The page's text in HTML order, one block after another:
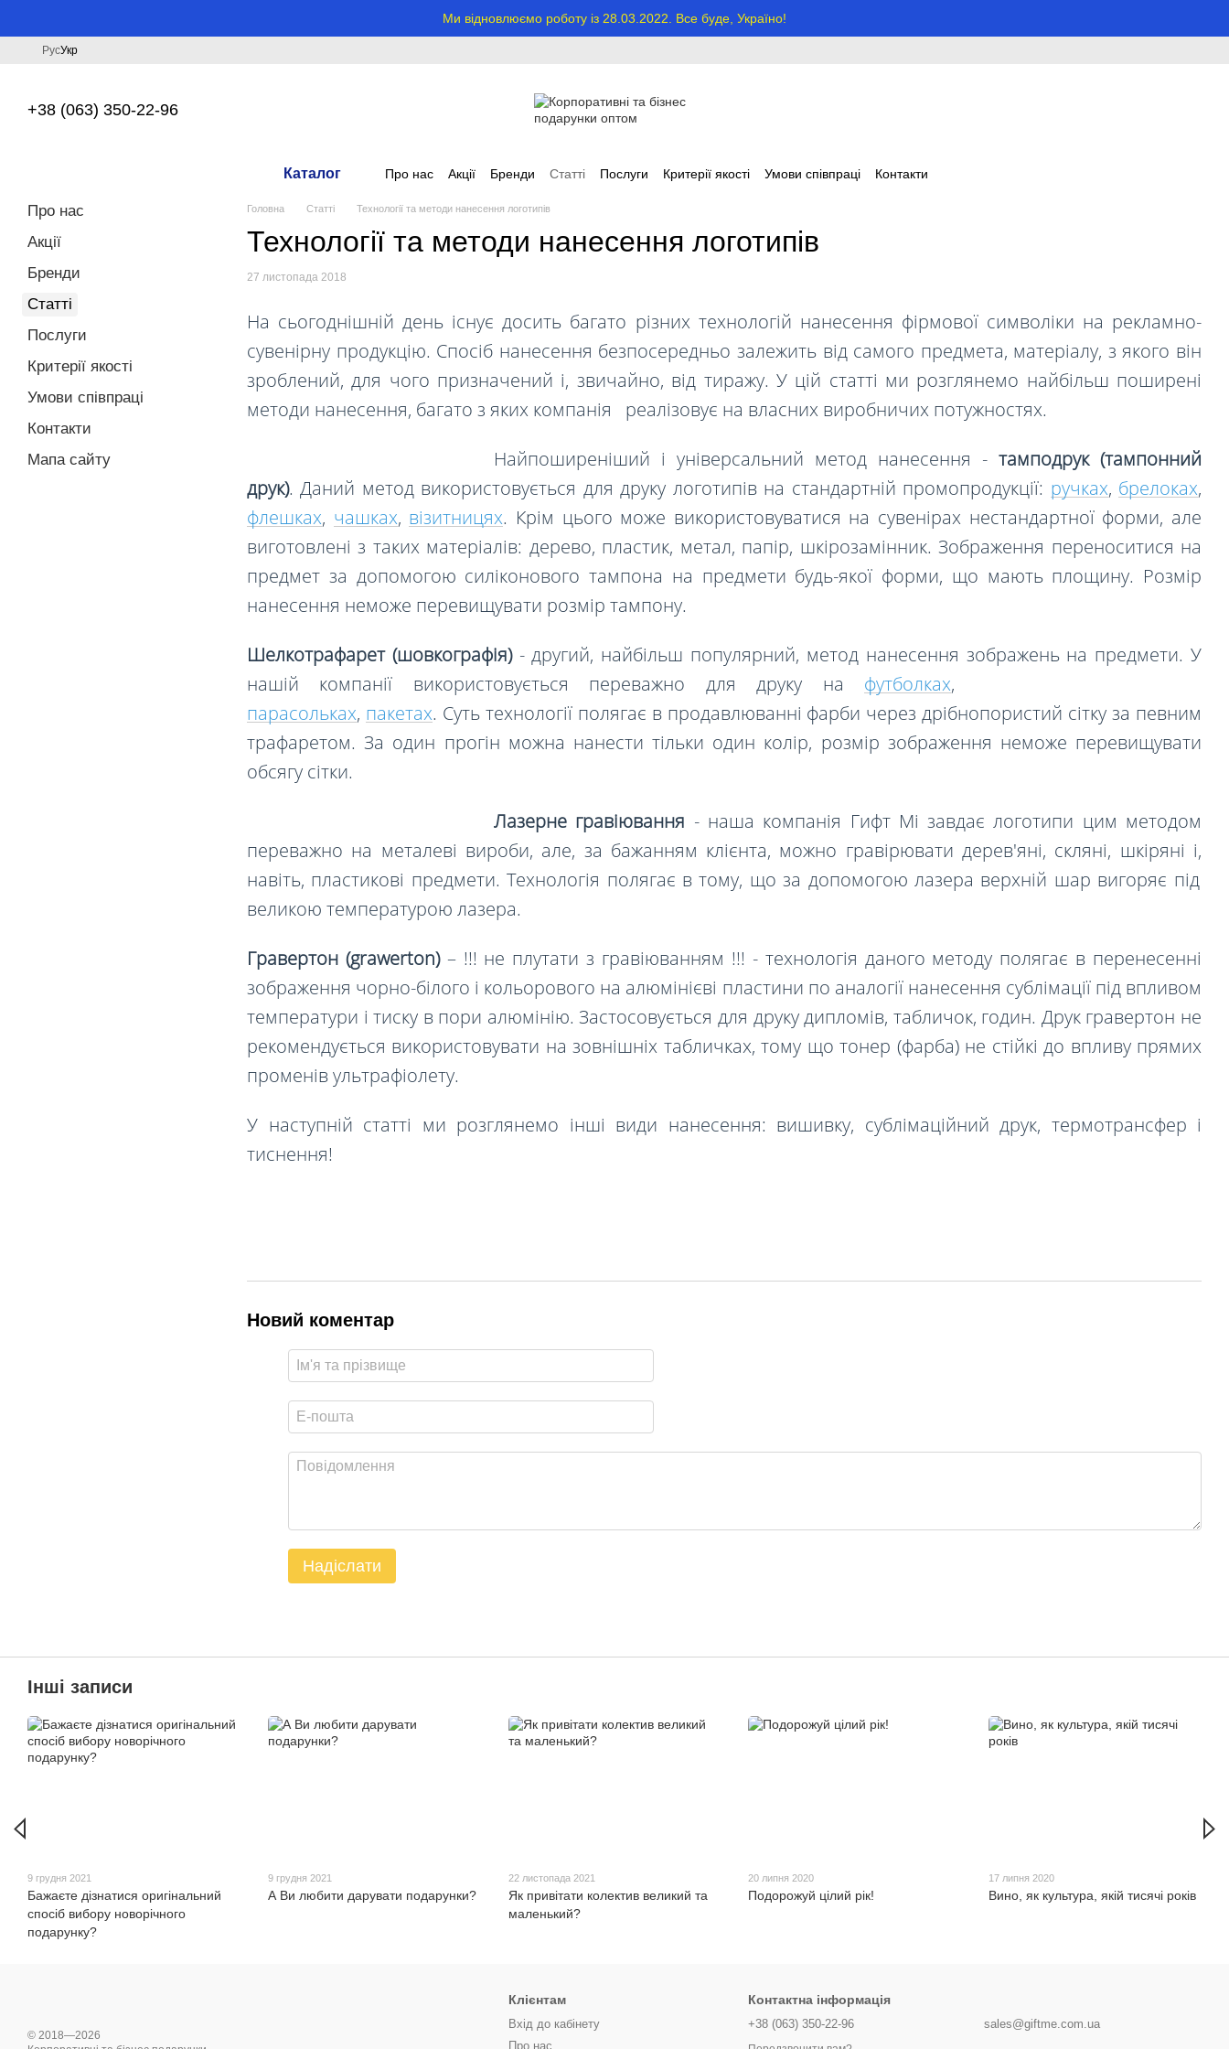
Ми відновлюємо роботу із 28.03.2022. Все буде, Україно!
РусУкр
+38 (063) 350-22-96
Каталог Про нас Акції Бренди Статті Послуги Критерії якості Умови співпраці Контакти
Головна Статті Технології та методи нанесення логотипів
Технології та методи нанесення логотипів
27 листопада 2018
На сьогоднішній день існує досить багато різних технологій нанесення фірмової символіки на рекламно-
сувенірну продукцію. Спосіб нанесення безпосередньо залежить від самого предмета, матеріалу, з якого він
зроблений, для чого призначений і, звичайно, від тиражу. У цій статті ми розглянемо найбільш поширені
методи нанесення, багато з яких компанія
реалізовує на власних виробничих потужностях.
Найпоширеніший і універсальний метод нанесення - тамподрук (тампонний
друк). Даний метод використовується для друку логотипів на стандартній промопродукції: ручках, брелоках,
флешках, чашках, візитницях. Крім цього може використовуватися на сувенірах нестандартної форми, але
виготовлені з таких матеріалів: дерево, пластик, метал, папір, шкірозамінник. Зображення переноситися на
предмет за допомогою силіконового тампона на предмети будь-якої форми, що мають площину. Розмір
нанесення неможе перевищувати розмір тампону.
Шелкотрафарет (шовкографія)- другий, найбільш популярний, метод нанесення зображень на предмети. У
нашій компанії використовується переважно для друку на футболках,
парасольках, пакетах. Суть технології полягає в продавлюванні фарби через дрібнопористий сітку за певним
трафаретом. За один прогін можна нанести тільки один колір, розмір зображення неможе перевищувати
обсягу сітки.
Лазерне гравіювання - наша компанія Гифт Мі завдає логотипи цим методом
переважно на металеві вироби, але, за бажанням клієнта, можно гравірювати дерев'яні, скляні, шкіряні і,
навіть, пластикові предмети. Технологія полягає в тому, що за допомогою лазера верхній шар вигоряє під
великою температурою лазера.
Гравертон (grawerton) – !!! не плутати з гравіюванням !!! - технологія даного методу полягає в перенесенні
зображення чорно-білого і кольорового на алюмінієві пластини по аналогії нанесення сублімації під впливом
температури і тиску в пори алюмінію. Застосовується для друку дипломів, табличок, годин. Друк гравертон не
рекомендується використовувати на зовнішніх табличках, тому що тонер (фарба) не стійкі до впливу прямих
променів ультрафіолету.
У наступній статті ми розглянемо інші види нанесення: вишивку, сублімаційний друк, термотрансфер і
тиснення!
Новий коментар
Надіслати
Про нас
Акції
Бренди
Статті
Послуги
Критерії якості
Умови співпраці
Контакти
Мапа сайту
Інші записи
9 грудня 2021
Бажаєте дізнатися оригінальний
спосіб вибору новорічного
подарунку?
9 грудня 2021
А Ви любити дарувати подарунки?
22 листопада 2021
Як привітати колектив великий та
маленький?
20 липня 2020
Подорожуй цілий рік!
17 липня 2020
Вино, як культура, якій тисячі років
© 2018—2026
Клієнтам
Вхід до кабінету
Про нас
Контактна інформація
+38 (063) 350-22-96 sales@giftme.com.ua